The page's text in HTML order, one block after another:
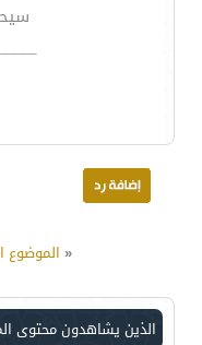
« الموضوع
الذين يشاهدون محتوى